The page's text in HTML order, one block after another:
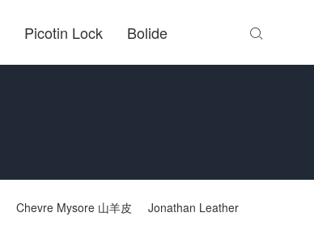
Picotin Lock Bolide 
Chevre Mysore 山羊皮
Jonathan Leather